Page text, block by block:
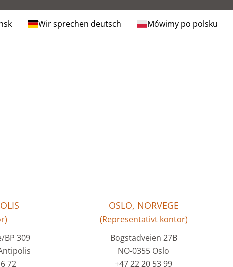
Wir sprechen deutsch Mówimy po polsku
BP 309
72
OSLO, NORVEGE
(Representativt kontor)
Bogstadveien 27B
NO-0355 Oslo
+47 22 20 53 99